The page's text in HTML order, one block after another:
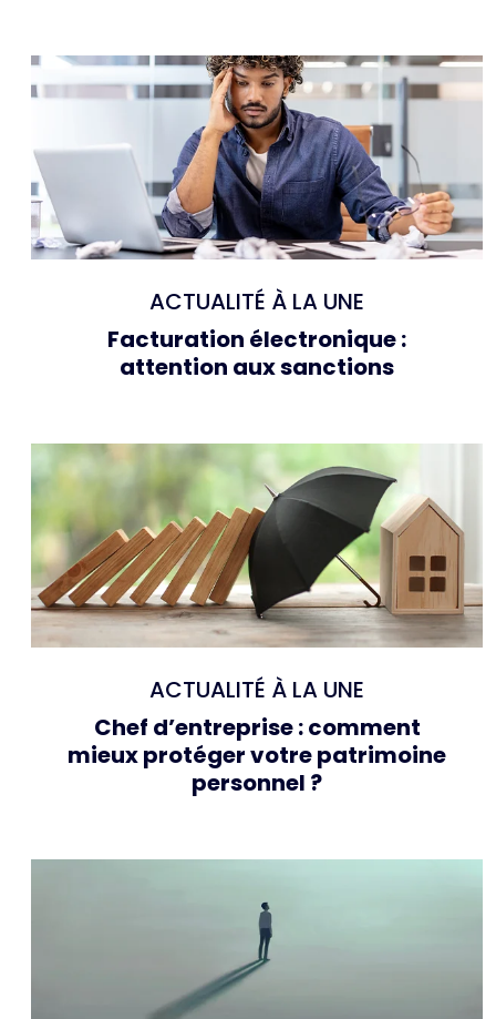
ACTUALITÉ À LA UNE
Facturation électronique :
attention aux sanctions
ACTUALITÉ À LA UNE
Chef d’entreprise : comment
mieux protéger votre patrimoine
personnel ?